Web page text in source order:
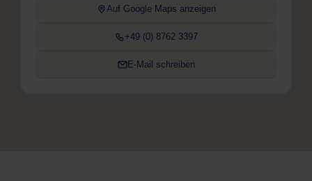
Auf Google Maps anzeigen
+49 (0) 8762 3397
E-Mail schreiben